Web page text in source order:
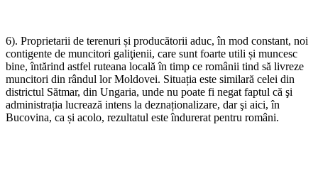
6). Proprietarii de terenuri și producătorii aduc, în mod constant, noi
contigente de muncitori galiţienii, care sunt foarte utili și muncesc
bine, întărind astfel ruteana locală în timp ce românii tind să livreze
muncitori din rândul lor Moldovei. Situația este similară celei din
districtul Sătmar, din Ungaria, unde nu poate fi negat faptul că şi
administrația lucrează intens la deznaționalizare, dar şi aici, în
Bucovina, ca și acolo, rezultatul este îndurerat pentru români.